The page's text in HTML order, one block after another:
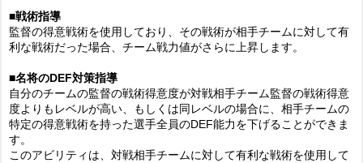
■戦術指導
監督の得意戦術を使用しており、その戦術が相手チームに対して有
利な戦術だった場合、チーム戦力値がさらに上昇します。
■名将のDEF対策指導
自分のチームの監督の戦術得意度が対戦相手チーム監督の戦術得意
度よりもレベルが高い、もしくは同レベルの場合に、相手チームの
特定の得意戦術を持った選手全員のDEF能力を下げることができま
す。
このアビリティは、対戦相手チームに対して有利な戦術を使用して